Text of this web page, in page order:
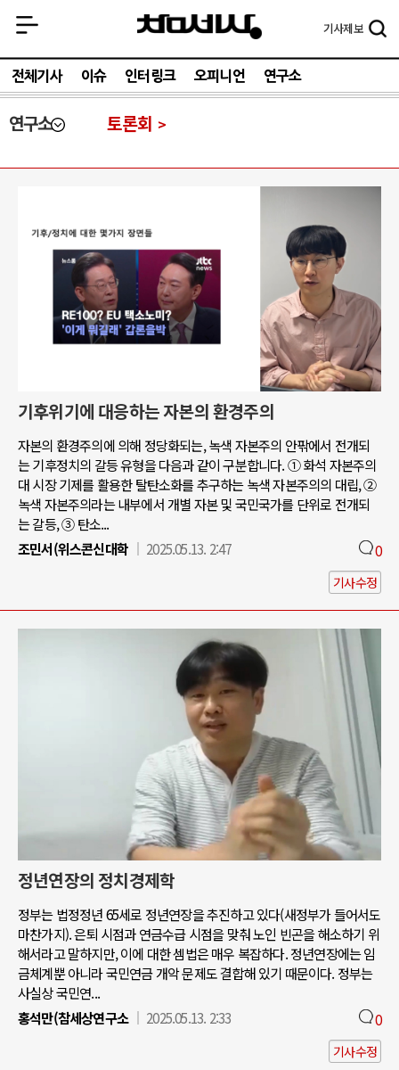
기사제보
전체기사 이슈 인터링크 오피니언 연구소
연구소 토론회
기후위기에 대응하는 자본의 환경주의
자본의 환경주의에 의해 정당화되는, 녹색 자본주의 안팎에서 전개되
는 기후정치의 갈등 유형을 다음과 같이 구분합니다. ① 화석 자본주의
대 시장 기제를 활용한 탈탄소화를 추구하는 녹색 자본주의의 대립, ②
녹색 자본주의라는 내부에서 개별 자본 및 국민국가를 단위로 전개되
는 갈등, ③ 탄소...
조민서(위스콘신대학
2025.05.13. 2:47 0
기사수정
정년연장의 정치경제학
정부는 법정정년 65세로 정년연장을 추진하고 있다(새정부가 들어서도
마찬가지). 은퇴 시점과 연금수급 시점을 맞춰 노인 빈곤을 해소하기 위
해서라고 말하지만, 이에 대한 셈법은 매우 복잡하다. 정년연장에는 임
금체계뿐 아니라 국민연금 개악 문제도 결합해 있기 때문이다. 정부는
사실상 국민연...
홍석만(참세상연구소
2025.05.13. 2:33 0
기사수정